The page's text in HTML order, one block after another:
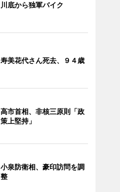
川底から独軍バイク
寿美花代さん死去、９４歳
高市首相、非核三原則「政
策上堅持」
小泉防衛相、豪印訪問を調
整